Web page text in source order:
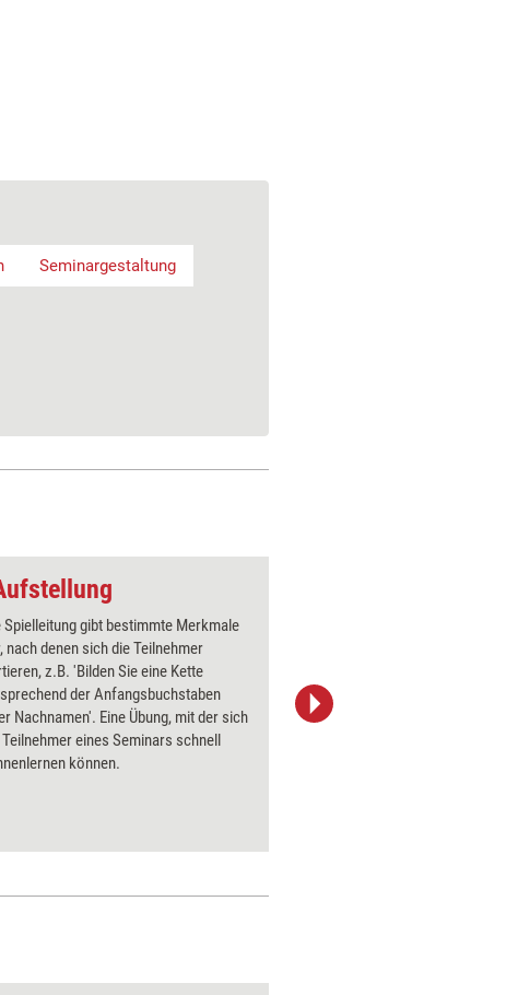
Seminargestaltung
Spielleitung gibt bestimmte Merkmale
nach denen sich die Teilnehmer
z.B. 'Bilden Sie eine Kette
der Anfangsbuchstaben
Nachnamen'. Eine Übung, mit der sich
eines Seminars schnell
können.